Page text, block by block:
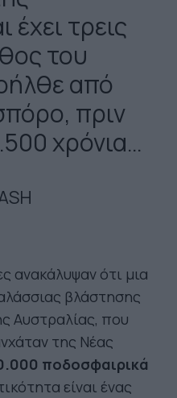
έχει τρεις
του
από
πριν
χρόνια…
ανακάλυψαν ότι μια
βλάστησης
Αυστραλίας, που
της Νέας
ποδοσφαιρικά
είναι ένας